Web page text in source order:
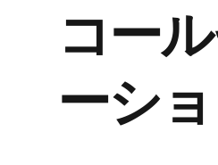
コー
ーシ